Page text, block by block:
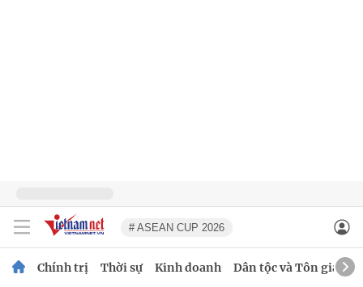
# ASEAN CUP 2026
Chính trị Thời sự Kinh doanh Dân tộc và Tôn giáo